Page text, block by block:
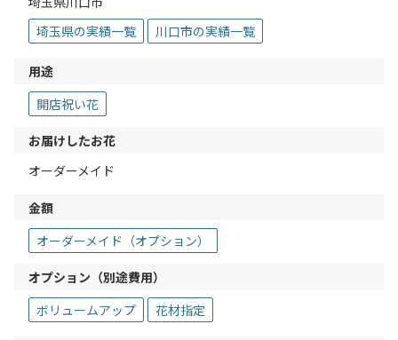
埼玉県の実績一覧
川口市の実績一覧
用途
開店祝い花
お届けしたお花
オーダーメイド
金額
オーダーメイド（オプション）
オプション（別途費用）
ボリュームアップ
花材指定